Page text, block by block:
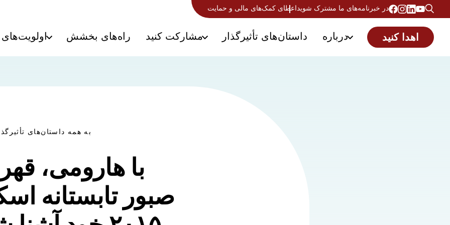
اعطای کمک‌های مالی و حمایتدر خبرنامه‌های ما مشترک شوید
اولویت‌های راه‌های بخشش مشارکت کنید داستان‌های تأثیرگذار درباره اهدا کنید
به همه داستان‌های
با هارومی،
صبور تابستانه